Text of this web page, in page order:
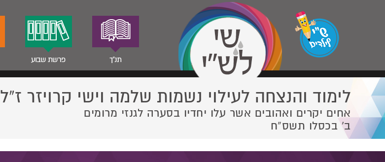
תנ"ך פרשת שבוע
לימוד והנצחה לעילוי נשמות שלמה וישי קרויזר ז”ל
אחים יקרים ואהובים אשר עלו יחדיו בסערה לגנזי מרומים
ב' בכסלו תשס”ח